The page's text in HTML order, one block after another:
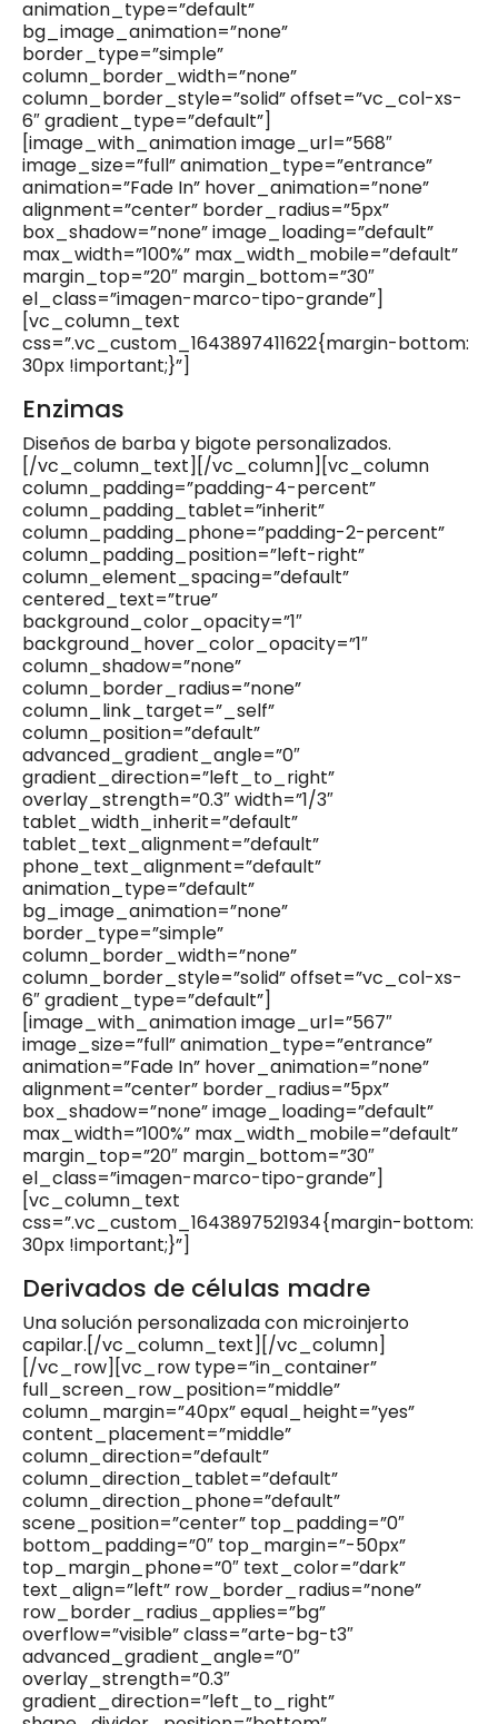
animation_type=”default”
bg_image_animation=”none”
border_type=”simple”
column_border_width=”none”
column_border_style=”solid” offset=”vc_col-xs-
6″ gradient_type=”default”]
[image_with_animation image_url=”568″
image_size=”full” animation_type=”entrance”
animation=”Fade In” hover_animation=”none”
alignment=”center” border_radius=”5px”
box_shadow=”none” image_loading=”default”
max_width=”100%” max_width_mobile=”default”
margin_top=”20″ margin_bottom=”30″
el_class=”imagen-marco-tipo-grande”]
[vc_column_text
css=”.vc_custom_1643897411622{margin-bottom:
30px !important;}”]
Enzimas
Diseños de barba y bigote personalizados.
[/vc_column_text][/vc_column][vc_column
column_padding=”padding-4-percent”
column_padding_tablet=”inherit”
column_padding_phone=”padding-2-percent”
column_padding_position=”left-right”
column_element_spacing=”default”
centered_text=”true”
background_color_opacity=”1″
background_hover_color_opacity=”1″
column_shadow=”none”
column_border_radius=”none”
column_link_target=”_self”
column_position=”default”
advanced_gradient_angle=”0″
gradient_direction=”left_to_right”
overlay_strength=”0.3″ width=”1/3″
tablet_width_inherit=”default”
tablet_text_alignment=”default”
phone_text_alignment=”default”
animation_type=”default”
bg_image_animation=”none”
border_type=”simple”
column_border_width=”none”
column_border_style=”solid” offset=”vc_col-xs-
6″ gradient_type=”default”]
[image_with_animation image_url=”567″
image_size=”full” animation_type=”entrance”
animation=”Fade In” hover_animation=”none”
alignment=”center” border_radius=”5px”
box_shadow=”none” image_loading=”default”
max_width=”100%” max_width_mobile=”default”
margin_top=”20″ margin_bottom=”30″
el_class=”imagen-marco-tipo-grande”]
[vc_column_text
css=”.vc_custom_1643897521934{margin-bottom:
30px !important;}”]
Derivados de células madre
Una solución personalizada con microinjerto
capilar.[/vc_column_text][/vc_column]
[/vc_row][vc_row type=”in_container”
full_screen_row_position=”middle”
column_margin=”40px” equal_height=”yes”
content_placement=”middle”
column_direction=”default”
column_direction_tablet=”default”
column_direction_phone=”default”
scene_position=”center” top_padding=”0″
bottom_padding=”0″ top_margin=”-50px”
top_margin_phone=”0″ text_color=”dark”
text_align=”left” row_border_radius=”none”
row_border_radius_applies=”bg”
overflow=”visible” class=”arte-bg-t3″
advanced_gradient_angle=”0″
overlay_strength=”0.3″
gradient_direction=”left_to_right”